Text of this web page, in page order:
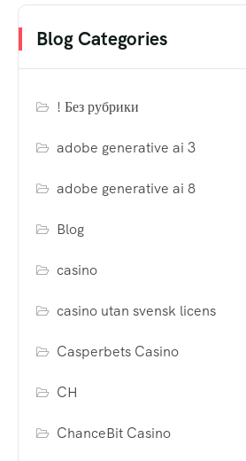
Blog Categories
! Без рубрики
adobe generative ai 3
adobe generative ai 8
Blog
casino
casino utan svensk licens
Casperbets Casino
CH
ChanceBit Casino